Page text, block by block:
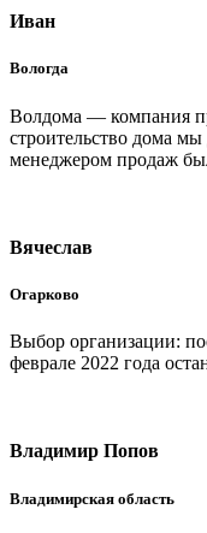
Иван
Вологда
Волдома — компания
строительство дома
менеджером продаж
Вячеслав
Огарково
Выбор организации:
феврале 2022 года
Владимир Попов
Владимирская область